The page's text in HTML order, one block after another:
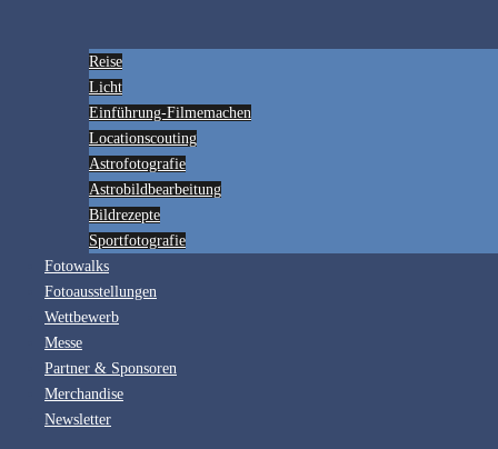
Reise
Licht
Einführung-Filmemachen
Locationscouting
Astrofotografie
Astrobildbearbeitung
Bildrezepte
Sportfotografie
Fotowalks
Fotoausstellungen
Wettbewerb
Messe
Partner & Sponsoren
Merchandise
Newsletter